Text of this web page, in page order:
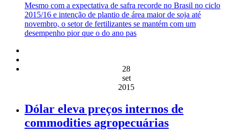
Mesmo com a expectativa de safra recorde no Brasil no ciclo
2015/16 e intenção de plantio de área maior de soja até
novembro, o setor de fertilizantes se mantém com um
desempenho pior que o do ano pas
28
set
2015
Dólar eleva preços internos de
commodities agropecuárias